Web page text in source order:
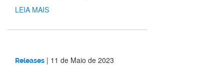
LEIA MAIS
Releases | 11 de Maio de 2023